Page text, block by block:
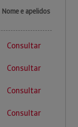
Nome e apelidos
Consultar
Consultar
Consultar
Consultar